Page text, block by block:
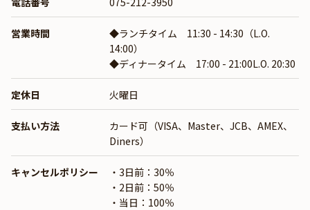
営業時間
◆ランチタイム 11:30 - 14:30（L.O.
14:00）
◆ディナータイム 17:00 - 21:00L.O. 20:30
定休日 火曜日
支払い方法
カード可（VISA、Master、JCB、AMEX、
Diners）
キャンセルポリシー
・3日前：30％
・2日前：50％
・当日：100％